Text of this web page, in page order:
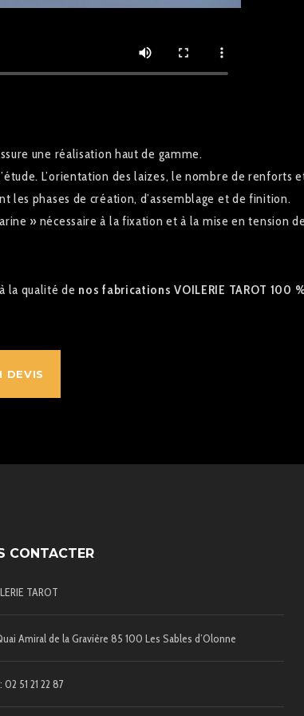
une réalisation haut de gamme.
L’orientation des laizes, le nombre de renforts
les phases de création, d’assemblage et de finition.
» nécessaire à la fixation et à la mise en tension
la qualité de nos fabrications VOILERIE TAROT 100
DEVIS
CONTACTER
TAROT
Amiral de la Gravière 85 100 Les Sables d’Olonne
02 51 21 22 87